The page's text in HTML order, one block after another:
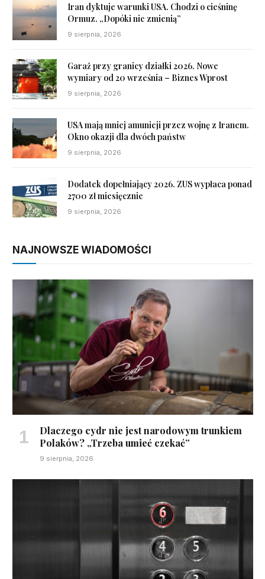
Iran dyktuje warunki USA. Chodzi o cieśninę
Ormuz. „Dopóki nie zmienią”
9 sierpnia, 2026
Garaż przy granicy działki 2026. Nowe
wymiary od 20 września – Biznes Wprost
9 sierpnia, 2026
USA mają mniej amunicji przez wojnę z Iranem.
Okno okazji dla dwóch państw
9 sierpnia, 2026
Dodatek dopełniający 2026. ZUS wypłaca ponad
2700 zł miesięcznie
9 sierpnia, 2026
NAJNOWSZE WIADOMOŚCI
Dlaczego cydr nie jest narodowym trunkiem
Polaków? „Trzeba umieć czekać”
9 sierpnia, 2026